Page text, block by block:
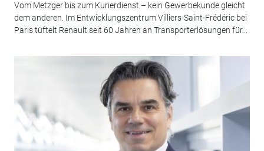
Vom Metzger bis zum Kurierdienst – kein Gewerbekunde gleicht
dem anderen. Im Entwicklungszentrum Villiers-Saint-Frédéric bei
Paris tüftelt Renault seit 60 Jahren an Transporterlösungen für...